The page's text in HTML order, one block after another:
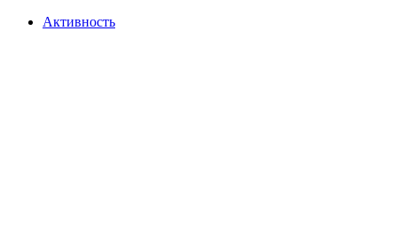
Активность